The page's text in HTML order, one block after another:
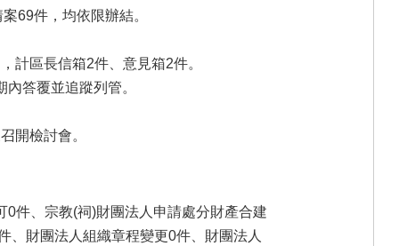
69件，均依限辦結。
計區長信箱2件、意見箱2件。
答覆並追蹤列管。
開檢討會。
件、宗教(祠)財團法人申請處分財產合建
、財團法人組織章程變更0件、財團法人